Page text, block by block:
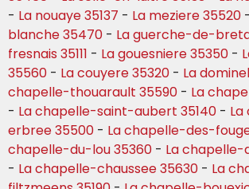
- La nouaye 35137 - La meziere 35520 -
blanche 35470 - La guerche-de-
fresnais 35111 - La gouesniere 35350 -
35560 - La couyere 35320 - La
chapelle-thouarault 35590 - La
- La chapelle-saint-aubert 35140 -
erbree 35500 - La chapelle-des-
chapelle-du-lou 35360 - La
- La chapelle-chaussee 35630 - La